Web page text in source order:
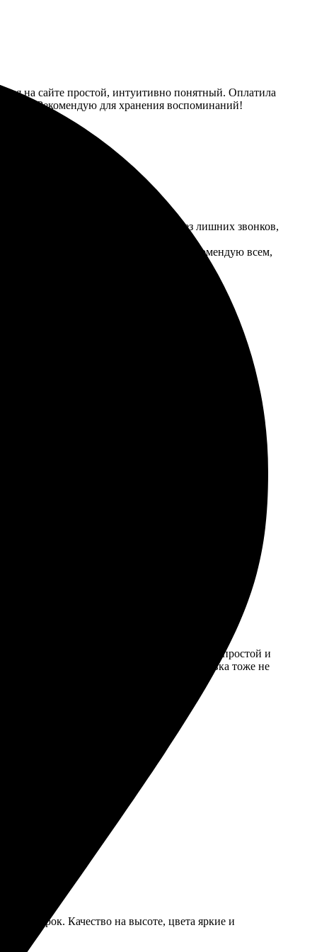
на сайте простой, интуитивно понятный. Оплатила
яркие. Рекомендую для хранения воспоминаний!
доступна на сайте. Создала заказ без лишних звонков,
всё пришло аккуратно упаковано. Рекомендую всем,
цвета яркие и насыщенные. Удобно заказывать
упаковка надежная. Приятно удивили цены.
пару дней. Процесс оформления довольно простой и
на высоте. Печатали в Тихвине, доставка тоже не
ожидания!
и в срок. Качество на высоте, цвета яркие и